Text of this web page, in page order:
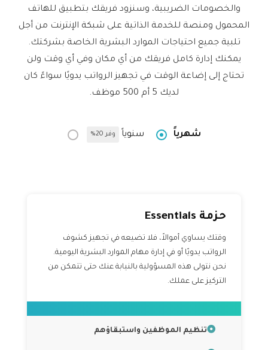
والخصومات الضريبية، وسنزود فريقك بتطبيق للهاتف
المحمول ومنصة للخدمة الذاتية على شبكة الإنترنت من أجل
تلبية جميع احتياجات الموارد البشرية الخاصة بشركتك.
يمكنك إدارة كامل فريقك من أي مكان وفي أي وقت ولن
تحتاج إلى إضاعة الوقت في تجهيز الرواتب يدويًا سواءً كان
لديك 5 أم 500 موظف.
شهرياً سنوياً وفر 20%
حزمة Essentials
وقتك يساوي أموالاً، فلا تضيعه في تجهيز كشوف
الرواتب يدويًا أو في إدارة مهام الموارد البشرية اليومية.
نحن نتولى هذه المسؤولية بالنيابة عنك حتى تتمكن من
التركيز على عملك.
تنظيم الموظفين واستبقاؤهم